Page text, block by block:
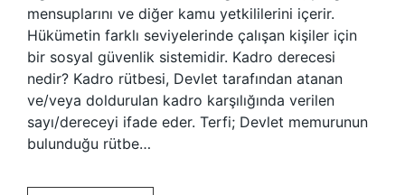
mensuplarını ve diğer kamu yetkililerini içerir.
Hükümetin farklı seviyelerinde çalışan kişiler için
bir sosyal güvenlik sistemidir. Kadro derecesi
nedir? Kadro rütbesi, Devlet tarafından atanan
ve/veya doldurulan kadro karşılığında verilen
sayı/dereceyi ifade eder. Terfi; Devlet memurunun
bulunduğu rütbe…